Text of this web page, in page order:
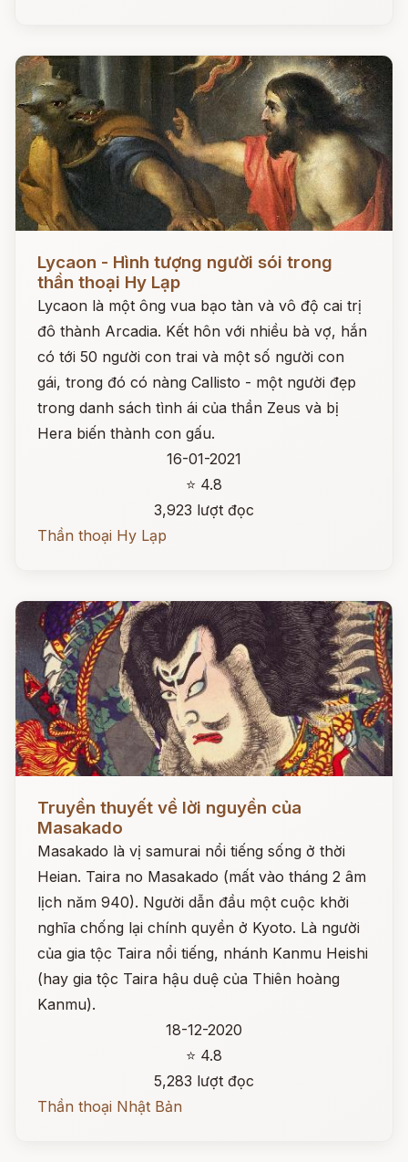
Lycaon - Hình tượng người sói trong
thần thoại Hy Lạp
Lycaon là một ông vua bạo tàn và vô độ cai trị
đô thành Arcadia. Kết hôn với nhiều bà vợ, hắn
có tới 50 người con trai và một số người con
gái, trong đó có nàng Callisto - một người đẹp
trong danh sách tình ái của thần Zeus và bị
Hera biến thành con gấu.
16-01-2021
⭐ 4.8
3,923 lượt đọc
Thần thoại Hy Lạp
Đọc ngay
Truyền thuyết về lời nguyền của
Masakado
Masakado là vị samurai nổi tiếng sống ở thời
Heian. Taira no Masakado (mất vào tháng 2 âm
lịch năm 940). Người dẫn đầu một cuộc khởi
nghĩa chống lại chính quyền ở Kyoto. Là người
của gia tộc Taira nổi tiếng, nhánh Kanmu Heishi
(hay gia tộc Taira hậu duệ của Thiên hoàng
Kanmu).
18-12-2020
⭐ 4.8
5,283 lượt đọc
Thần thoại Nhật Bản